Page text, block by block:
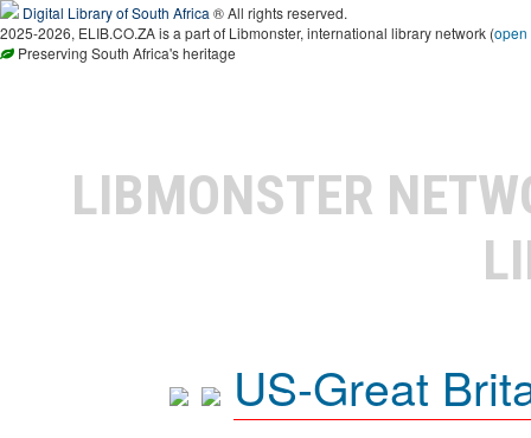
Digital Library of South Africa ® All rights reserved.
2025-2026, ELIB.CO.ZA is a part of Libmonster, international library network (open
Preserving South Africa's heritage
LIBMONSTER
US-Great